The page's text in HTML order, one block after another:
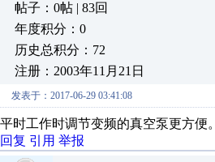
帖子：0帖 | 83回
年度积分：0
历史总积分：72
注册：2003年11月21日
发表于：2017-06-29 03:41:08
平时工作时调节变频的真空泵更方便。
回复 引用 举报